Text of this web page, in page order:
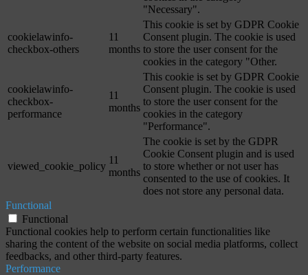
"Necessary".
cookielawinfo-
checkbox-others
11
months
This cookie is set by GDPR Cookie
Consent plugin. The cookie is used
to store the user consent for the
cookies in the category "Other.
cookielawinfo-
checkbox-
performance
11
months
This cookie is set by GDPR Cookie
Consent plugin. The cookie is used
to store the user consent for the
cookies in the category
"Performance".
viewed_cookie_policy
11
months
The cookie is set by the GDPR
Cookie Consent plugin and is used
to store whether or not user has
consented to the use of cookies. It
does not store any personal data.
Functional
Functional
Functional cookies help to perform certain functionalities like
sharing the content of the website on social media platforms, collect
feedbacks, and other third-party features.
Performance